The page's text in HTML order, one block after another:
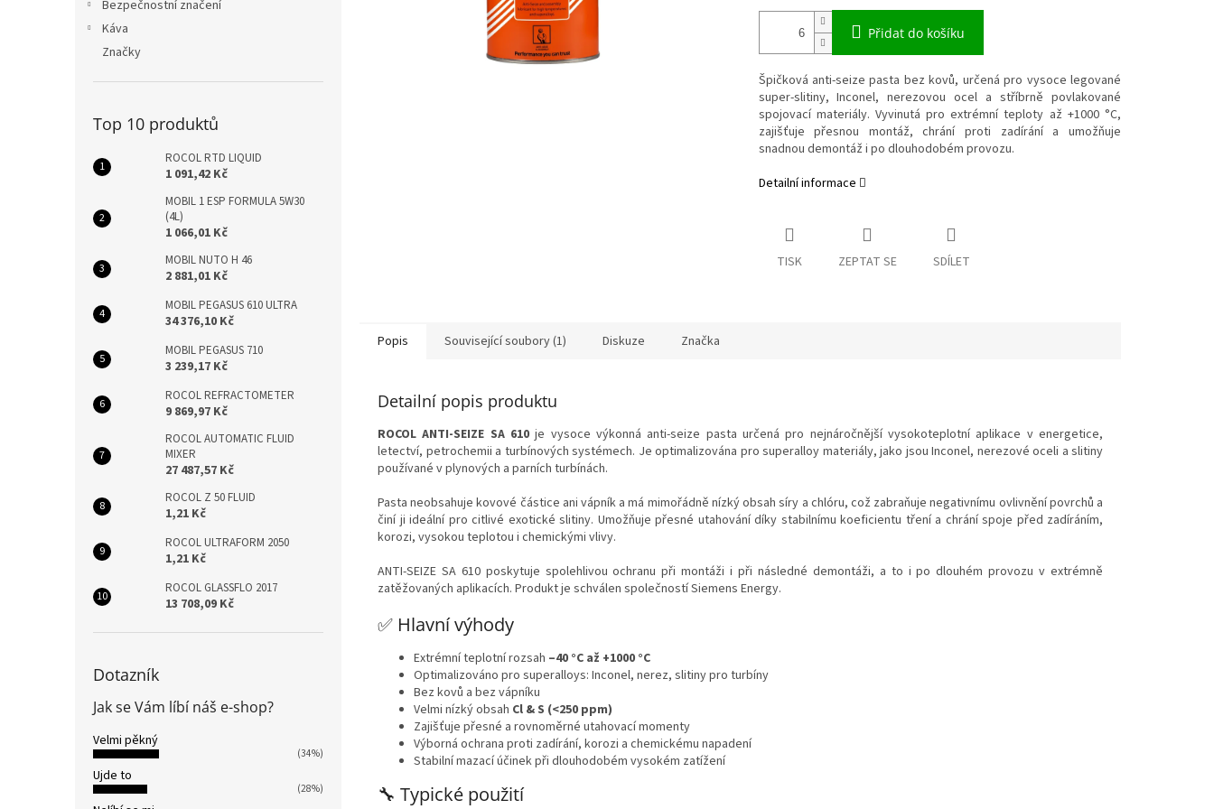
Bezpečnostní značení
Káva
Značky
Top 10 produktů
ROCOL RTD LIQUID
1 091,42 Kč
MOBIL 1 ESP FORMULA 5W30
(4L)
1 066,01 Kč
MOBIL NUTO H 46
2 881,01 Kč
MOBIL PEGASUS 610 ULTRA
34 376,10 Kč
MOBIL PEGASUS 710
3 239,17 Kč
ROCOL REFRACTOMETER
9 869,97 Kč
ROCOL AUTOMATIC FLUID
MIXER
27 487,57 Kč
ROCOL Z 50 FLUID
1,21 Kč
ROCOL ULTRAFORM 2050
1,21 Kč
ROCOL GLASSFLO 2017
13 708,09 Kč
Dotazník
Jak se Vám líbí náš e-shop?
Velmi pěkný
(34%)
Ujde to
(28%)
Přidat do košíku
Špičková anti-seize pasta bez kovů, určená pro vysoce legované
super-slitiny, Inconel, nerezovou ocel a stříbrně povlakované
spojovací materiály. Vyvinutá pro extrémní teploty až +1000 °C,
zajišťuje přesnou montáž, chrání proti zadírání a umožňuje
snadnou demontáž i po dlouhodobém provozu.
Detailní informace
TISK ZEPTAT SE SDÍLET
Popis Související soubory (1) Diskuze Značka
Detailní popis produktu
ROCOL ANTI-SEIZE SA 610 je vysoce výkonná anti-seize pasta určená pro nejnáročnější vysokoteplotní aplikace v energetice,
letectví, petrochemii a turbínových systémech. Je optimalizována pro superalloy materiály, jako jsou Inconel, nerezové oceli a slitiny
používané v plynových a parních turbínách.
Pasta neobsahuje kovové částice ani vápník a má mimořádně nízký obsah síry a chlóru, což zabraňuje negativnímu ovlivnění povrchů a
činí ji ideální pro citlivé exotické slitiny. Umožňuje přesné utahování díky stabilnímu koeficientu tření a chrání spoje před zadíráním,
korozi, vysokou teplotou i chemickými vlivy.
ANTI-SEIZE SA 610 poskytuje spolehlivou ochranu při montáži i při následné demontáži, a to i po dlouhém provozu v extrémně
zatěžovaných aplikacích. Produkt je schválen společností Siemens Energy.
✅ Hlavní výhody
Extrémní teplotní rozsah –40 °C až +1000 °C
Optimalizováno pro superalloys: Inconel, nerez, slitiny pro turbíny
Bez kovů a bez vápníku
Velmi nízký obsah Cl & S (<250 ppm)
Zajišťuje přesné a rovnoměrné utahovací momenty
Výborná ochrana proti zadírání, korozi a chemickému napadení
Stabilní mazací účinek při dlouhodobém vysokém zatížení
🔧 Typické použití